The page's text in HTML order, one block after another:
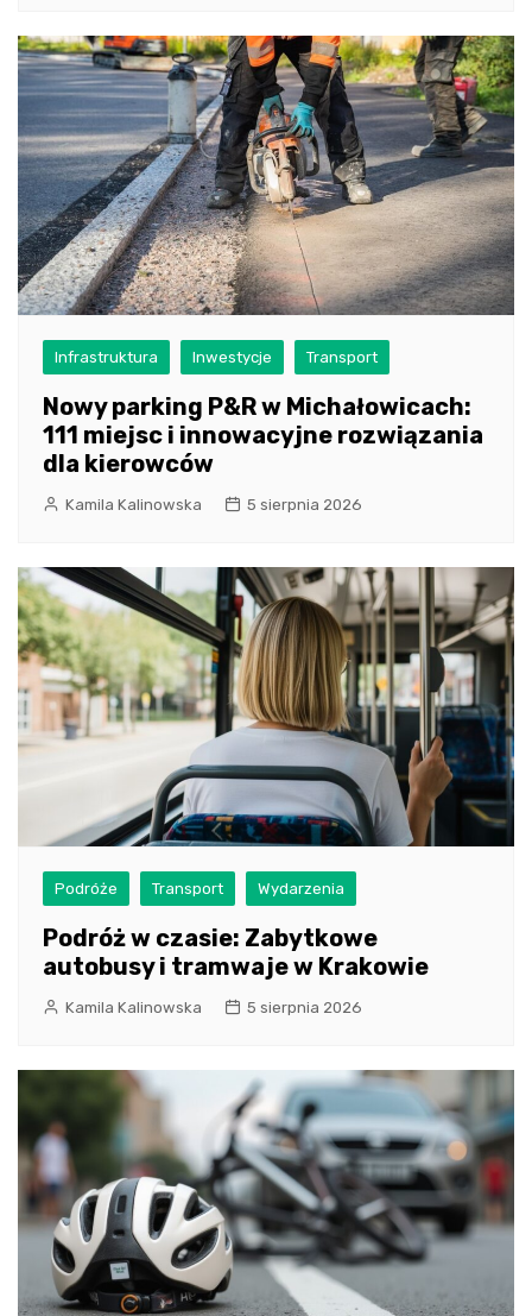
Infrastruktura Inwestycje Transport
Nowy parking P&R w Michałowicach:
111 miejsc i innowacyjne rozwiązania
dla kierowców
Kamila Kalinowska 5 sierpnia 2026
Podróże Transport Wydarzenia
Podróż w czasie: Zabytkowe
autobusy i tramwaje w Krakowie
Kamila Kalinowska 5 sierpnia 2026